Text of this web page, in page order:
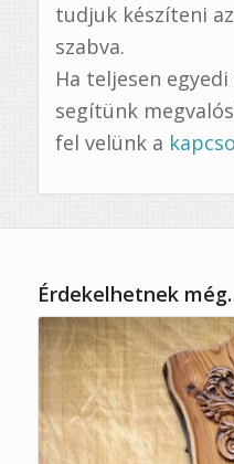
tudjuk készíteni
szabva.
Ha teljesen
segítünk
fel velünk a
Érdekelhetnek